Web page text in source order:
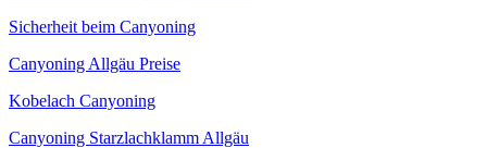
Sicherheit beim Canyoning
Canyoning Allgäu Preise
Kobelach Canyoning
Canyoning Starzlachklamm Allgäu